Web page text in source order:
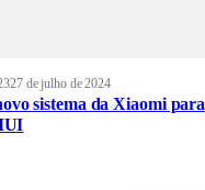
27 de julho de 2024
sistema da Xiaomi para